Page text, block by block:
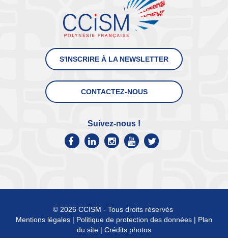
S'INSCRIRE À LA NEWSLETTER
CONTACTEZ-NOUS
Suivez-nous !
© 2026 CCISM - Tous droits réservés
Mentions légales | Politique de protection des données | Plan
du site | Crédits photos